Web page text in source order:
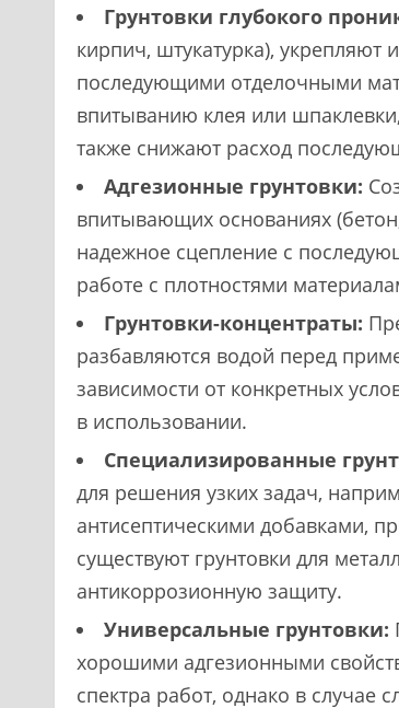
Грунтовки глубокого
кирпич, штукатурка),
последующими отделочными
впитыванию клея или
также снижают расход
Адгезионные грунтовки:
впитывающих основаниях
надежное сцепление с
работе с плотностями
Грунтовки-концентраты:
разбавляются водой перед
зависимости от конкретных
в использовании.
Специализированные
для решения узких задач,
антисептическими добавками,
существуют грунтовки для
антикоррозионную защиту.
Универсальные грунтовки:
хорошими адгезионными
спектра работ, однако в случае